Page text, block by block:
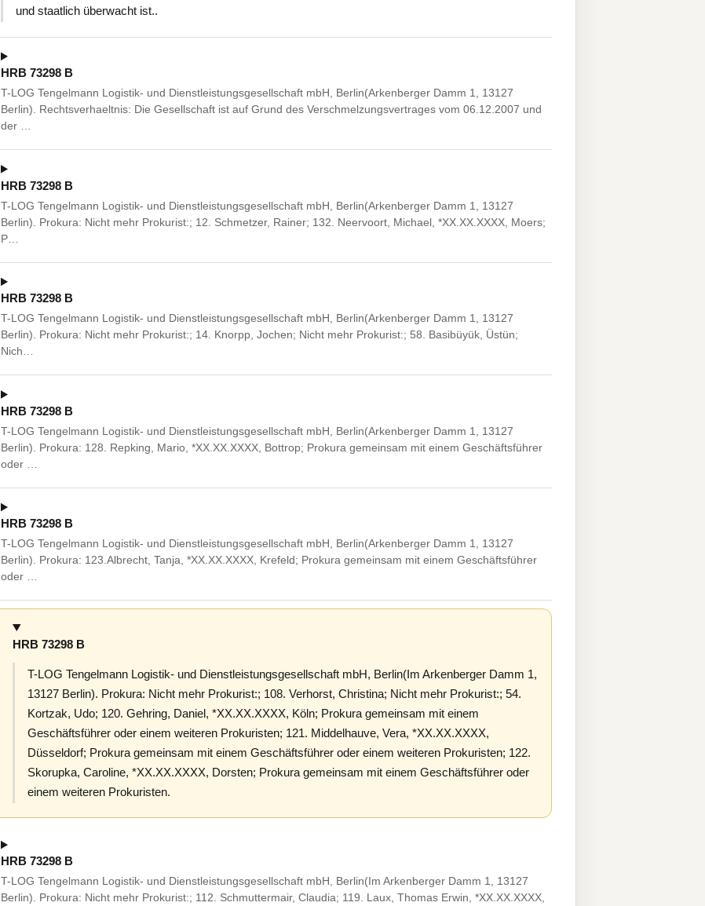
und staatlich überwacht ist..
HRB 73298 B
T-LOG Tengelmann Logistik- und Dienstleistungsgesellschaft mbH, Berlin(Arkenberger Damm 1, 13127
Berlin). Rechtsverhaeltnis: Die Gesellschaft ist auf Grund des Verschmelzungsvertrages vom 06.12.2007 und
der …
HRB 73298 B
T-LOG Tengelmann Logistik- und Dienstleistungsgesellschaft mbH, Berlin(Arkenberger Damm 1, 13127
Berlin). Prokura: Nicht mehr Prokurist:; 12. Schmetzer, Rainer; 132. Neervoort, Michael, *XX.XX.XXXX, Moers;
P…
HRB 73298 B
T-LOG Tengelmann Logistik- und Dienstleistungsgesellschaft mbH, Berlin(Arkenberger Damm 1, 13127
Berlin). Prokura: Nicht mehr Prokurist:; 14. Knorpp, Jochen; Nicht mehr Prokurist:; 58. Basibüyük, Üstün;
Nich…
HRB 73298 B
T-LOG Tengelmann Logistik- und Dienstleistungsgesellschaft mbH, Berlin(Arkenberger Damm 1, 13127
Berlin). Prokura: 128. Repking, Mario, *XX.XX.XXXX, Bottrop; Prokura gemeinsam mit einem Geschäftsführer
oder …
HRB 73298 B
T-LOG Tengelmann Logistik- und Dienstleistungsgesellschaft mbH, Berlin(Arkenberger Damm 1, 13127
Berlin). Prokura: 123.Albrecht, Tanja, *XX.XX.XXXX, Krefeld; Prokura gemeinsam mit einem Geschäftsführer
oder …
HRB 73298 B
T-LOG Tengelmann Logistik- und Dienstleistungsgesellschaft mbH, Berlin(Im Arkenberger Damm 1,
13127 Berlin). Prokura: Nicht mehr Prokurist:; 108. Verhorst, Christina; Nicht mehr Prokurist:; 54.
Kortzak, Udo; 120. Gehring, Daniel, *XX.XX.XXXX, Köln; Prokura gemeinsam mit einem
Geschäftsführer oder einem weiteren Prokuristen; 121. Middelhauve, Vera, *XX.XX.XXXX,
Düsseldorf; Prokura gemeinsam mit einem Geschäftsführer oder einem weiteren Prokuristen; 122.
Skorupka, Caroline, *XX.XX.XXXX, Dorsten; Prokura gemeinsam mit einem Geschäftsführer oder
einem weiteren Prokuristen.
HRB 73298 B
T-LOG Tengelmann Logistik- und Dienstleistungsgesellschaft mbH, Berlin(Im Arkenberger Damm 1, 13127
Berlin). Prokura: Nicht mehr Prokurist:; 112. Schmuttermair, Claudia; 119. Laux, Thomas Erwin, *XX.XX.XXXX,